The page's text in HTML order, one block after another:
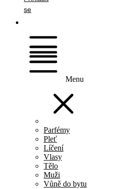
se
Menu
Parfémy
Pleť
Líčení
Vlasy
Tělo
Muži
Vůně do bytu